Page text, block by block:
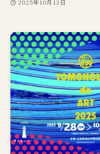
2025年10月13日